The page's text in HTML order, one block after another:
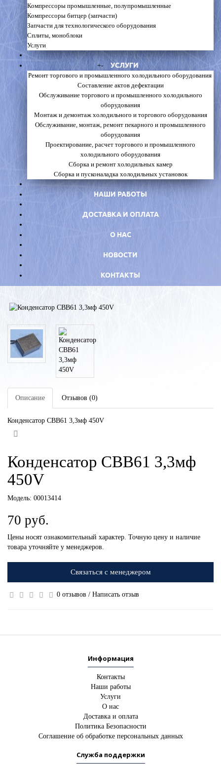
Компрессоры промышленные, полупромышленные
Компрессоры битцер (запчасти)
Запчасти для технологического оборудования
Сплиты, моноблоки
Услуги
+- УСЛУГИ
Ремонт торгового и промышленного холодильного оборудования
Составление актов дефектации
Обслуживание торгового и промышленного холодильного
оборудования
Монтаж и демонтаж холодильного и торгового оборудования
Обслуживание, монтаж, ремонт пекарного и промышленного
оборудования
Проектирование, расчет торгового и промышленного
холодильного оборудования
Сборка и ремонт холодильных камер
Сборка и пусконаладка холодильных установок
НАШИ РАБОТЫ
ДОСТАВКА И ОПЛАТА
О НАС
НОВОСТИ
КОНТАКТЫ
Описание Отзывов (0)
Конденсатор СВВ61 3,3мф 450V
Конденсатор СВВ61 3,3мф
450V
Модель: 00013414
70 руб.
Цены носят ознакомительный характер. Точную цену и наличие
товара уточняйте у менеджеров.
Связаться с менеджером
0 отзывов / Написать отзыв
Информация
Контакты
Наши работы
Услуги
О нас
Доставка и оплата
Политика Безопасности
Соглашение об обработке персональных данных
Служба поддержки